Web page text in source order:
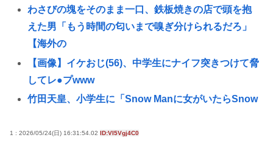
わさびの塊をそのまま一口、鉄板焼きの店で頭を抱
えた男「もう時間の匂いまで嗅ぎ分けられるだろ」
【海外の
【画像】イケおじ(56)、中学生にナイフ突きつけて脅
してレ●プwww
竹田天皇、小学生に「Snow Manに女がいたらSnow
韓国人「SK会長、NVIDIAとの“AI工場”構想に自信」
1 : 2026/05/24(日) 16:31:54.02 ID:VI5Vgj4C0